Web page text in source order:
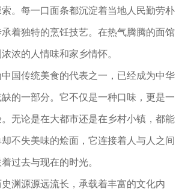
。每一口面条都沉淀着当地人民勤劳朴
着独特的烹饪技艺。在热气腾腾的面馆
浓的人情味和家乡情怀。
国传统美食的代表之一，已经成为中华
的一部分。它不仅是一种口味，更是一
无论是在大都市还是在乡村小镇，都能
不失美味的烩面，它连接着人与人之间
过去与现在的时光。
渊源源远流长，承载着丰富的文化内